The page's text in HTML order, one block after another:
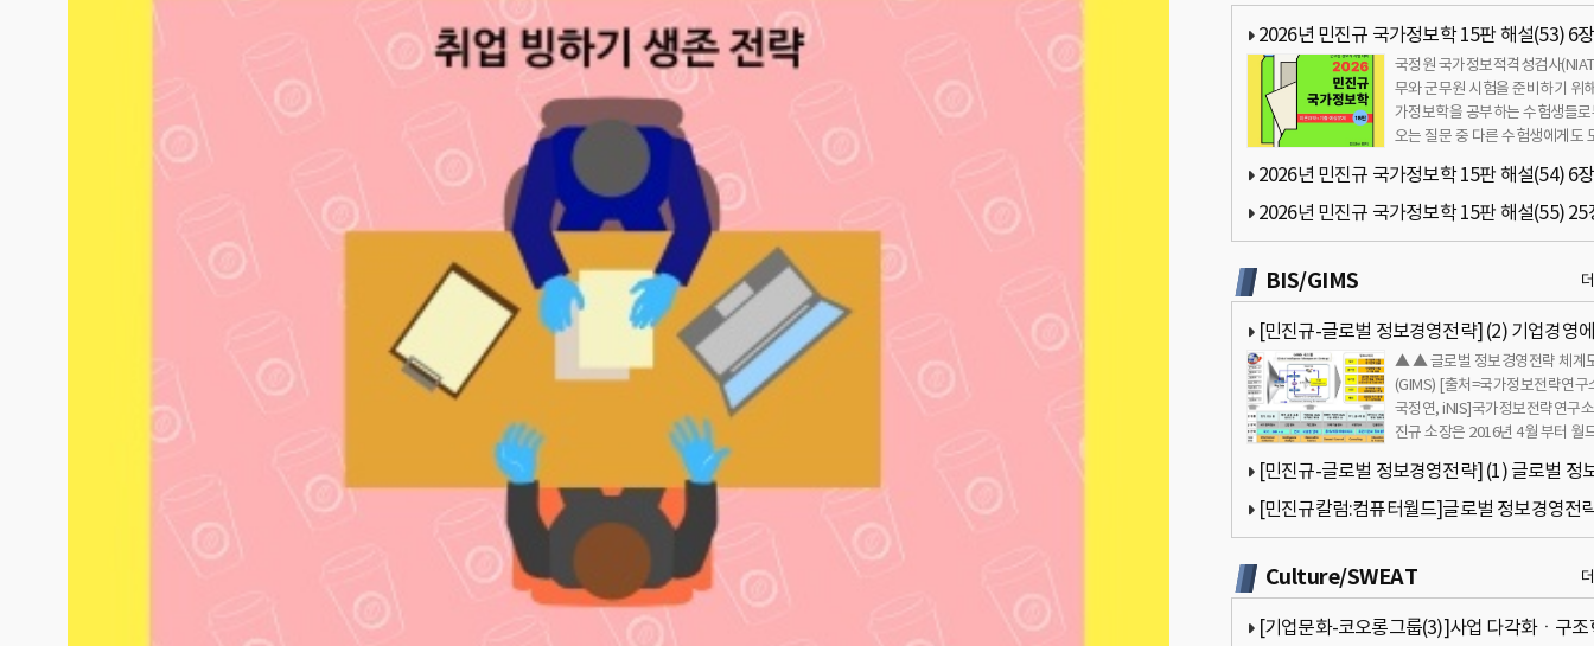
2026년 민진규 국가정보학 15판 해설(53) 6
보보고서 생산과 배포 관련 질문
국정원 국가정보적격성검사
무와 군무원 시험을 준비하기 위
가정보학을 공부하는 수험생들
오는 질문 중 다른 수험생에게도
…
2026년 민진규 국가정보학 15판 해설(54) 6
보보고서 생산과 배포 관련 질문
2026년 민진규 국가정보학 15판 해설(55) 25
BIS/GIMS
[민진규-글로벌 정보경영전략] (2) 기업경영
정보가 필수적으로 요구되는 이유
▲ ▲ 글로벌 정보경영전략 체계
(GIMS) [출처=국가정보전략연구
국정연, iNIS]국가정보전략연구
진규 소장은 2016년 4월 부터 월
[민진규-글로벌 정보경영전략] (1) 글로벌 정
영전략(GIMS)이란 무엇인가?
[민진규칼럼:컴퓨터월드]글로벌 정보경영전
략연구소]
Culture/SWEAT
[기업문화-코오롱그룹(3)]사업 다각화ㆍ구조